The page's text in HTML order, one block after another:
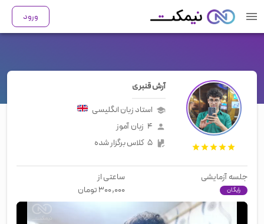
ورود
آرش قنبری
استاد زبانانگلیسی
۴ زبان آموز
۵ کلاس برگزار شده
جلسه آزمایشی
رایگان
ساعتی از
۳۰۰,۰۰۰تومان